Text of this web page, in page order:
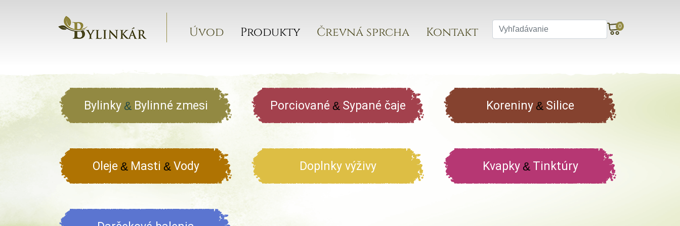
Úvod Produkty Črevná sprcha Kontakt 0
Bylinky & Bylinné zmesi Porciované & Sypané čaje Koreniny & Silice
Oleje & Masti & Vody Doplnky výživy Kvapky & Tinktúry